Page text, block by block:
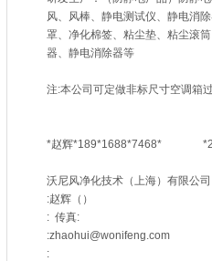
风、风棒、静电测试仪、静电消
罩、净化棉签、粘尘垫、粘尘滚
器、静电消除器等
注:本公司可定做非标尺寸空调箱
*赵辉*189*1688*7468*
沃尼风净化技术（上海）有限公司
:赵辉（）
: 传真:
:zhaohui@wonifeng.com
: